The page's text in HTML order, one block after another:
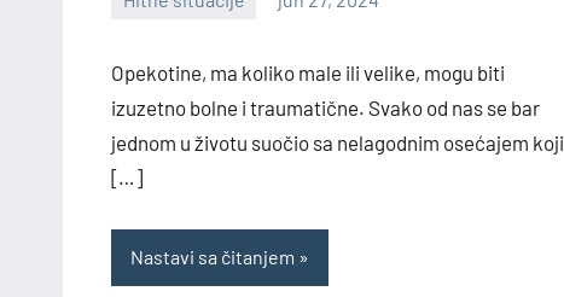
Opekotine, ma koliko male ili velike, mogu biti
izuzetno bolne i traumatične. Svako od nas se bar
jednom u životu suočio sa nelagodnim osećajem koji
[…]
Nastavi sa čitanjem